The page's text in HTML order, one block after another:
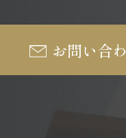
お問い合